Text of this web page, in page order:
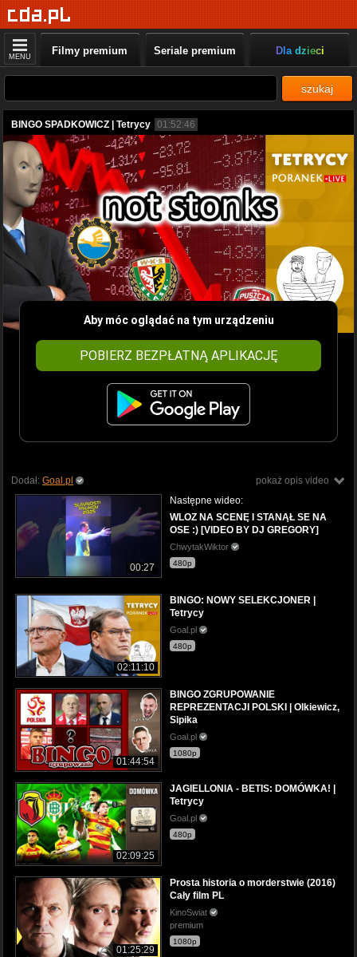
MENU Filmy premium Seriale premium Dla dzieci
szukaj
BINGO SPADKOWICZ | Tetrycy 01:52:46
Aby móc oglądać na tym urządzeniu
POBIERZ BEZPŁATNĄ APLIKACJĘ
pokaż opis video
Dodał: Goal.pl
00:27
Następne wideo:
WLOZ NA SCENĘ I STANĄŁ SE NA
OSE :) [VIDEO BY DJ GREGORY]
ChwytakWiktor
480p
02:11:10
BINGO: NOWY SELEKCJONER |
Tetrycy
Goal.pl
480p
01:44:54
BINGO ZGRUPOWANIE
REPREZENTACJI POLSKI | Olkiewicz,
Sipika
Goal.pl
1080p
02:09:25
JAGIELLONIA - BETIS: DOMÓWKA! |
Tetrycy
Goal.pl
480p
01:25:29
Prosta historia o morderstwie (2016)
Cały film PL
KinoSwiat
premium
1080p